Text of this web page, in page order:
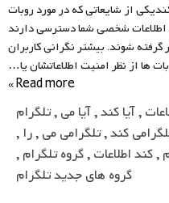
از شایعاتی که در مورد روبات
شخصی شما دسترسی دارند
شوند. بیشتر نگرانی کاربران
ها از نظر امنیت اطلاعاتشان یا…
Read more »
,آیا کند,آیا می,تلگرام
کند,تلگرامی می,را,
کند اطلاعات,گروه تلگرام,
گروه های جدید تلگرام